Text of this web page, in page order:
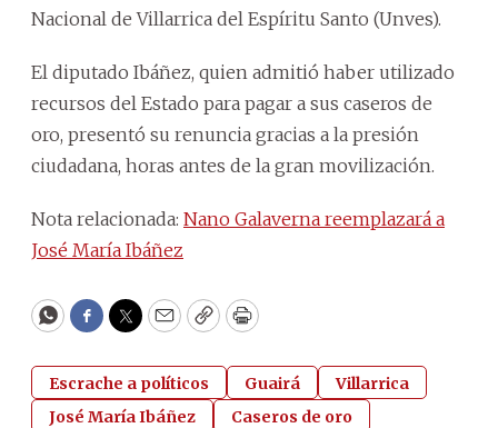
Nacional de Villarrica del Espíritu Santo (Unves).
El diputado Ibáñez, quien admitió haber utilizado
recursos del Estado para pagar a sus caseros de
oro, presentó su renuncia gracias a la presión
ciudadana, horas antes de la gran movilización.
Nota relacionada: Nano Galaverna reemplazará a
José María Ibáñez
WhatsApp
Facebook
Twitter
EmailCopyPrint
Escrache a políticos Guairá
Villarrica
José María Ibáñez
Caseros de oro